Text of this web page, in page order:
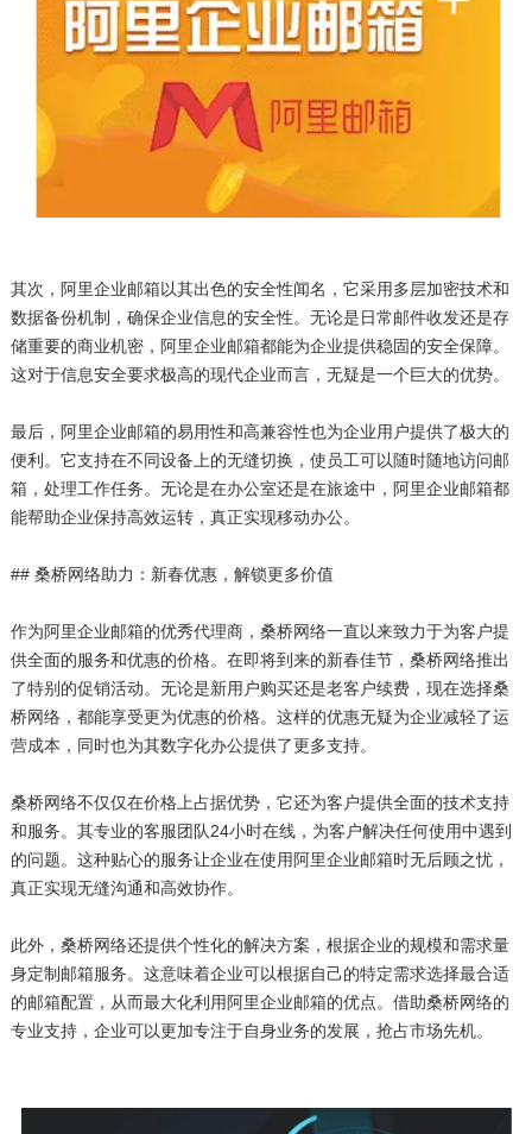
其次，阿里企业邮箱以其出色的安全性闻名，它采用多层加密技术和
数据备份机制，确保企业信息的安全性。无论是日常邮件收发还是存
储重要的商业机密，阿里企业邮箱都能为企业提供稳固的安全保障。
这对于信息安全要求极高的现代企业而言，无疑是一个巨大的优势。
最后，阿里企业邮箱的易用性和高兼容性也为企业用户提供了极大的
便利。它支持在不同设备上的无缝切换，使员工可以随时随地访问邮
箱，处理工作任务。无论是在办公室还是在旅途中，阿里企业邮箱都
能帮助企业保持高效运转，真正实现移动办公。
## 桑桥网络助力：新春优惠，解锁更多价值
作为阿里企业邮箱的优秀代理商，桑桥网络一直以来致力于为客户提
供全面的服务和优惠的价格。在即将到来的新春佳节，桑桥网络推出
了特别的促销活动。无论是新用户购买还是老客户续费，现在选择桑
桥网络，都能享受更为优惠的价格。这样的优惠无疑为企业减轻了运
营成本，同时也为其数字化办公提供了更多支持。
桑桥网络不仅仅在价格上占据优势，它还为客户提供全面的技术支持
和服务。其专业的客服团队24小时在线，为客户解决任何使用中遇到
的问题。这种贴心的服务让企业在使用阿里企业邮箱时无后顾之忧，
真正实现无缝沟通和高效协作。
此外，桑桥网络还提供个性化的解决方案，根据企业的规模和需求量
身定制邮箱服务。这意味着企业可以根据自己的特定需求选择最合适
的邮箱配置，从而最大化利用阿里企业邮箱的优点。借助桑桥网络的
专业支持，企业可以更加专注于自身业务的发展，抢占市场先机。